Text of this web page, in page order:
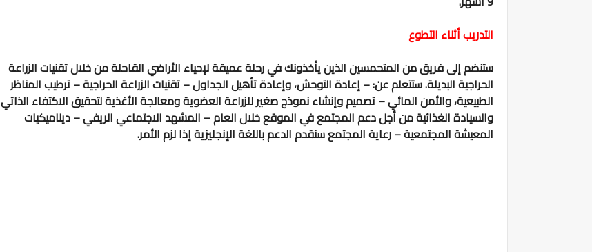
التدريب أثناء التطوع
ستنضم إلى فريق من المتحمسين الذين يأخذونك في رحلة عميقة لإحياء الأراضي القاحلة من خلال تقنيات الزراعة
الحراجية البديلة. ستتعلم عن: – إعادة التوحش، وإعادة تأهيل الجداول – تقنيات الزراعة الحراجية – ترطيب المناظر
الطبيعية، والأمن المائي – تصميم وإنشاء نموذج صغير للزراعة العضوية ومعالجة الأغذية لتحقيق الاكتفاء الذاتي
والسيادة الغذائية من أجل دعم المجتمع في الموقع خلال العام – المشهد الاجتماعي الريفي – ديناميكيات
المعيشة المجتمعية – رعاية المجتمع سنقدم الدعم باللغة الإنجليزية إذا لزم الأمر.